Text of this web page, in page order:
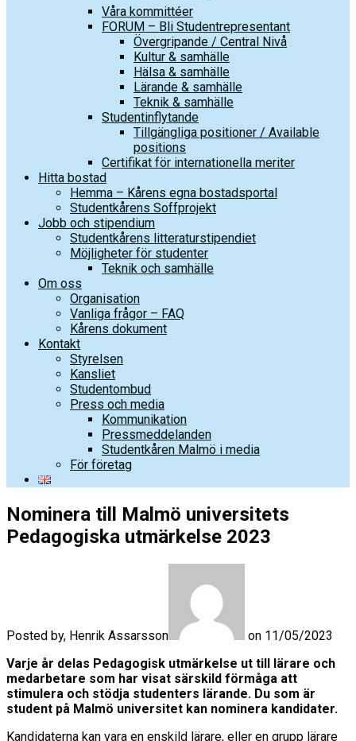
Våra kommittéer
FORUM – Bli Studentrepresentant
Övergripande / Central Nivå
Kultur & samhälle
Hälsa & samhälle
Lärande & samhälle
Teknik & samhälle
Studentinflytande
Tillgängliga positioner / Available
positions
Certifikat för internationella meriter
Hitta bostad
Hemma – Kårens egna bostadsportal
Studentkårens Soffprojekt
Jobb och stipendium
Studentkårens litteraturstipendiet
Möjligheter för studenter
Teknik och samhälle
Om oss
Organisation
Vanliga frågor – FAQ
Kårens dokument
Kontakt
Styrelsen
Kansliet
Studentombud
Press och media
Kommunikation
Pressmeddelanden
Studentkåren Malmö i media
För företag
Nominera till Malmö universitets
Pedagogiska utmärkelse 2023
Posted by, Henrik Assarsson
on 11/05/2023
Varje år delas Pedagogisk utmärkelse ut till lärare och
medarbetare som har visat särskild förmåga att
stimulera och stödja studenters lärande. Du som är
student på Malmö universitet kan nominera kandidater.
Kandidaterna kan vara en enskild lärare, eller en grupp lärare